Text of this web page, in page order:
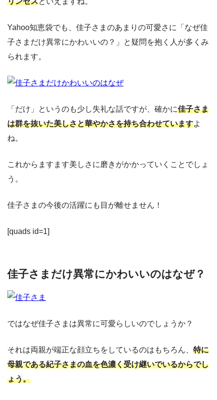
Yahoo知恵袋でも、佳子さまのあまりの可愛さに「なぜ佳
子さまだけ異常にかわいいの？」と疑問を抱く人が多くみ
られます。
「だけ」というのも少し失礼な話ですが、確かに佳子さま
は群を抜いた美しさと華やかさを持ち合わせていますよ
ね。
これからますます美しさに磨きがかかっていくことでしょ
う。
佳子さまの今後の活躍にも目が離せません！
[quads id=1]
佳子さまだけ異常にかわいいのはなぜ？
ではなぜ佳子さまは異常に可愛らしいのでしょうか？
それは両親が端正な顔立ちをしているのはもちろん、 特に
母親である紀子さまの血を色濃く受け継いでいるからでし
ょう。